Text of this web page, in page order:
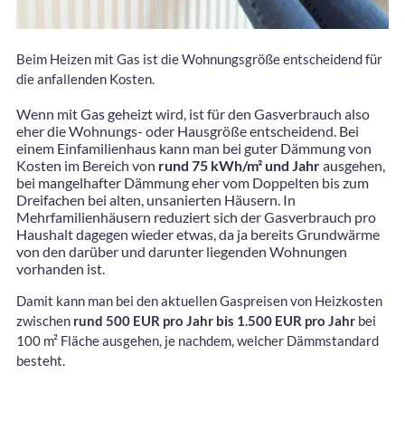
Beim Heizen mit Gas ist die Wohnungsgröße entscheidend für
die anfallenden Kosten.
Wenn mit Gas geheizt wird, ist für den Gasverbrauch also
eher die Wohnungs- oder Hausgröße entscheidend. Bei
einem Einfamilienhaus kann man bei guter Dämmung von
Kosten im Bereich von rund 75 kWh/m² und Jahrausgehen,
bei mangelhafter Dämmung eher vom Doppelten bis zum
Dreifachen bei alten, unsanierten Häusern. In
Mehrfamilienhäusern reduziert sich der Gasverbrauch pro
Haushalt dagegen wieder etwas, da ja bereits Grundwärme
von den darüber und darunter liegenden Wohnungen
vorhanden ist.
Damit kann man bei den aktuellen Gaspreisen von Heizkosten
zwischen rund 500 EUR pro Jahr bis 1.500 EUR pro Jahr bei
100 m² Fläche ausgehen, je nachdem, welcher Dämmstandard
besteht.